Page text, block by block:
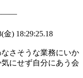
金) 18:29:25.18
さそうな業務にいか
にせず自分にあう会